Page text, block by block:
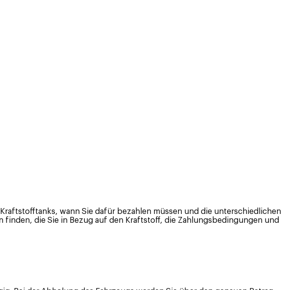
wann Sie dafür bezahlen müssen und die unterschiedlichen
die Sie in Bezug auf den Kraftstoff, die Zahlungsbedingungen und